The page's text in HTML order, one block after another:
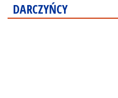
DARCZYŃCY